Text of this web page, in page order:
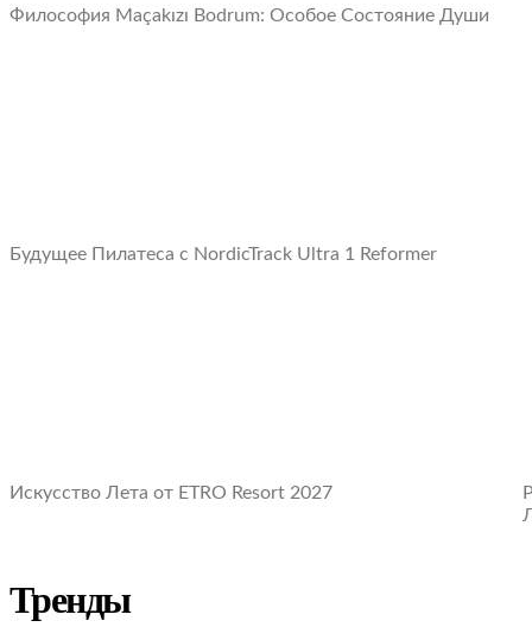
Философия Maçakızı Bodrum: Oсобое Cостояние Души
Будущее Пилатеса с NordicTrack Ultra 1 Reformer
Искусство Лета от ETRO Resort 2027
Тренды